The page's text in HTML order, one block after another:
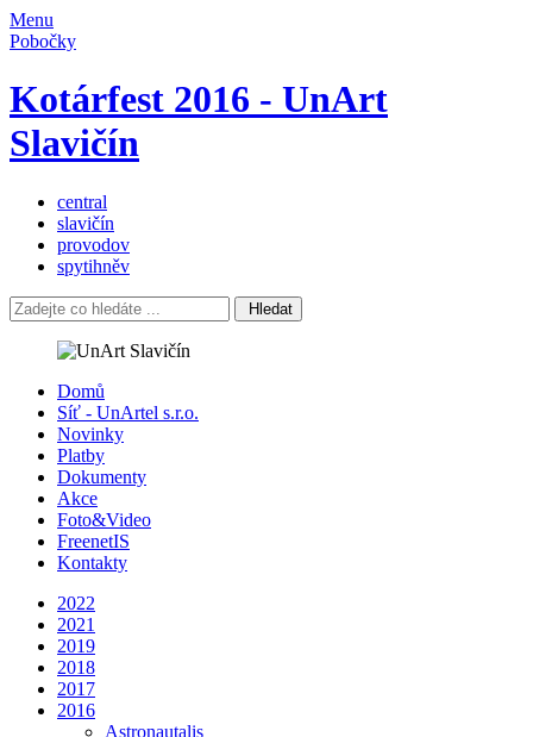
Menu
Pobočky
Kotárfest 2016 - UnArt
Slavičín
central
slavičín
provodov
spytihněv
Hledat
Domů
Síť - UnArtel s.r.o.
Novinky
Platby
Dokumenty
Akce
Foto&Video
FreenetIS
Kontakty
2022
2021
2019
2018
2017
2016
Astronautalis